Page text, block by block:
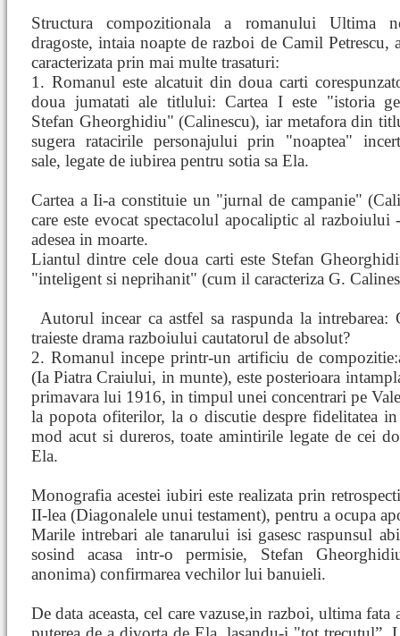
Structura compozitionala a romanului Ultima
dragoste, intaia noapte de razboi de Camil Petrescu,
caracterizata prin mai multe trasaturi:
1. Romanul este alcatuit din doua carti
doua jumatati ale titlului: Cartea I este "istoria
Stefan Gheorghidiu" (Calinescu), iar metafora din
sugera ratacirile personajului prin "noaptea"
sale, legate de iubirea pentru sotia sa Ela.
Cartea a Ii-a constituie un "jurnal de campanie"
care este evocat spectacolul apocaliptic al
adesea in moarte.
Liantul dintre cele doua carti este Stefan
"inteligent si neprihanit" (cum il caracteriza G.
Autorul incear ca astfel sa raspunda la
traieste drama razboiului cautatorul de absolut?
2. Romanul incepe printr-un artificiu de
(Ia Piatra Craiului, in munte), este posterioara
primavara lui 1916, in timpul unei concentrari pe
la popota ofiterilor, la o discutie despre fidelitatea
mod acut si dureros, toate amintirile legate de cei
Ela.
Monografia acestei iubiri este realizata prin
II-lea (Diagonalele unui testament), pentru a ocupa
Marile intrebari ale tanarului isi gasesc raspunsul
sosind acasa intr-o permisie, Stefan
anonima) confirmarea vechilor lui banuieli.
De data aceasta, cel care vazuse,in razboi, ultima